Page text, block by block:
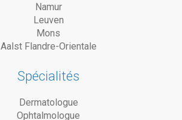
Namur
Leuven
Mons
Aalst Flandre-Orientale
Spécialités
Dermatologue
Ophtalmologue